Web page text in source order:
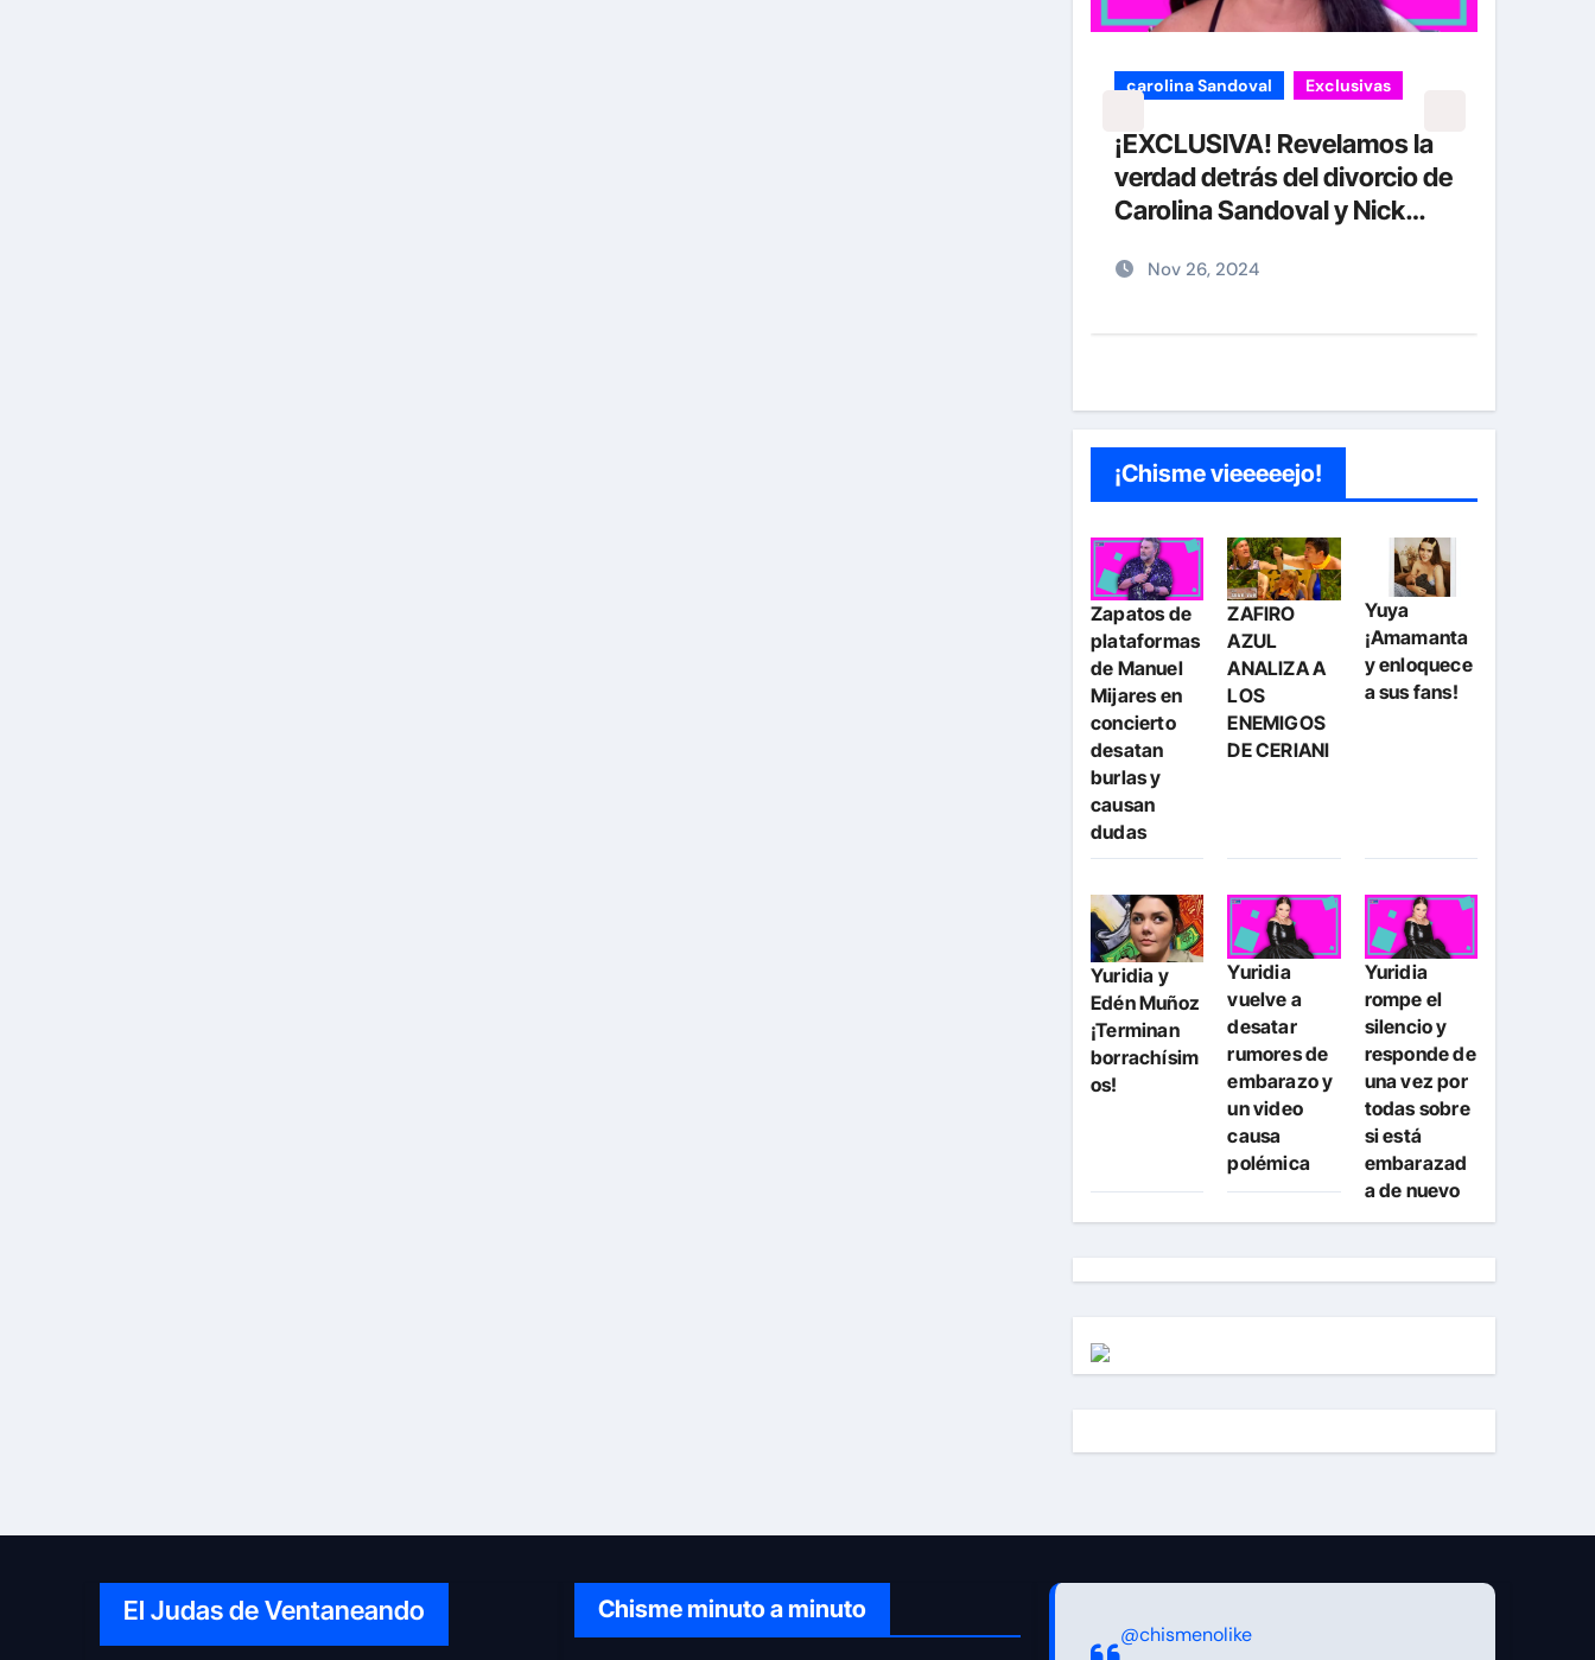
carolina Sandoval Exclusivas
¡EXCLUSIVA! Revelamos la
verdad detrás del divorcio de
Carolina Sandoval y Nick
Nov 26, 2024
¡Chisme vieeeeejo!
Zapatos de
plataformas
de Manuel
Mijares en
concierto
desatan
burlas y
causan
dudas
ZAFIRO
AZUL
ANALIZA A
LOS
ENEMIGOS
DE CERIANI
Yuya
¡Amamanta
y enloquece
a sus fans!
Yuridia y
Edén Muñoz
¡Terminan
borrachísim
os!
Yuridia
vuelve a
desatar
rumores de
embarazo y
un video
causa
polémica
Yuridia
rompe el
silencio y
responde de
una vez por
todas sobre
si está
embarazad
a de nuevo
El Judas de Ventaneando Chisme minuto a minuto
@chismenolike